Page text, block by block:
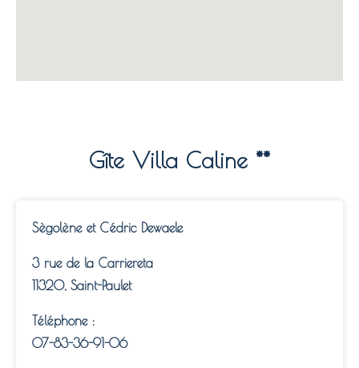
Gîte Villa Caline **
Sègolène et Cédric Dewaele
3 rue de la Carriereta
11320, Saint-Paulet
Téléphone :
07-83-36-91-06